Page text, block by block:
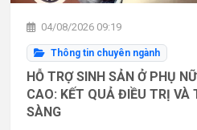
04/08/2026 09:19
Thông tin chuyên ngành
HỖ TRỢ SINH SẢN Ở PHỤ
CAO: KẾT QUẢ ĐIỀU TRỊ VÀ
SÀNG